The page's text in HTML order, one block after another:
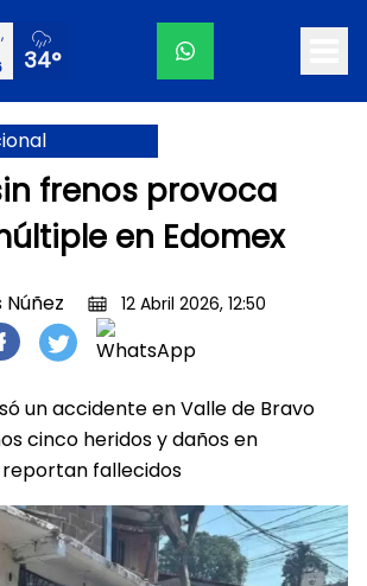
34°
frenos provoca
en Edomex
Núñez
12 Abril 2026, 12:50
un accidente en Valle de Bravo
cinco heridos y daños en
reportan fallecidos